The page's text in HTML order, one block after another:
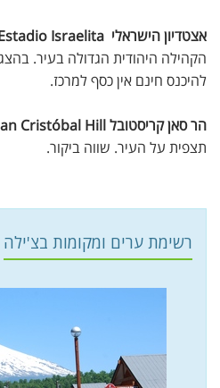
אצטדיון הישראלי Estadio Israelita
הקהילה היהודית הגדולה בעיר.
להיכנס חינם אין כסף למרכז.
הר סאן קריסטובל San Cristóbal Hill
תצפית על העיר. שווה ביקור.
רשימת ערים ומקומות בצ'ילה